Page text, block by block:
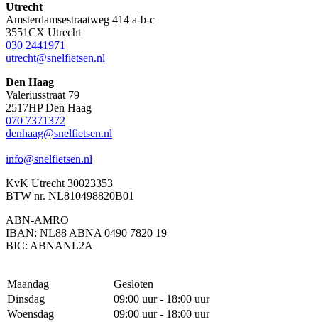
Utrecht
Amsterdamsestraatweg 414 a-b-c
3551CX Utrecht
030 2441971
utrecht@snelfietsen.nl
Den Haag
Valeriusstraat 79
2517HP Den Haag
070 7371372
denhaag@snelfietsen.nl
info@snelfietsen.nl
KvK Utrecht 30023353
BTW nr. NL810498820B01
ABN-AMRO
IBAN: NL88 ABNA 0490 7820 19
BIC: ABNANL2A
Maandag
Gesloten
Dinsdag
09:00 uur - 18:00 uur
Woensdag
09:00 uur - 18:00 uur